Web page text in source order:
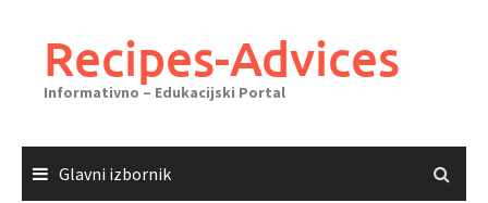
sadržajaRecipes-Advices
Informativno – Edukacijski Portal
Glavni izbornik